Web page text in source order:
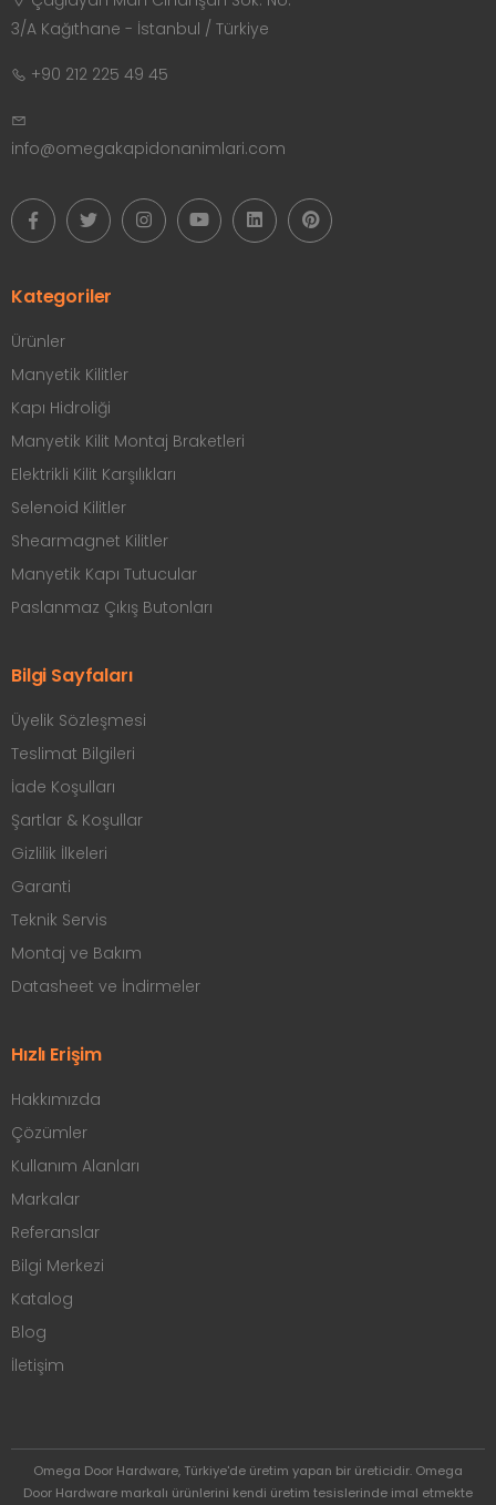
3/A Kağıthane - İstanbul / Türkiye
+90 212 225 49 45
info@omegakapidonanimlari.com
Kategoriler
Ürünler
Manyetik Kilitler
Kapı Hidroliği
Manyetik Kilit Montaj Braketleri
Elektrikli Kilit Karşılıkları
Selenoid Kilitler
Shearmagnet Kilitler
Manyetik Kapı Tutucular
Paslanmaz Çıkış Butonları
Bilgi Sayfaları
Üyelik Sözleşmesi
Teslimat Bilgileri
İade Koşulları
Şartlar & Koşullar
Gizlilik İlkeleri
Garanti
Teknik Servis
Montaj ve Bakım
Datasheet ve İndirmeler
Hızlı Erişim
Hakkımızda
Çözümler
Kullanım Alanları
Markalar
Referanslar
Bilgi Merkezi
Katalog
Blog
İletişim
Omega Door Hardware, Türkiye'de üretim yapan bir üreticidir. Omega
Door Hardware markalı ürünlerini kendi üretim tesislerinde imal etmekte